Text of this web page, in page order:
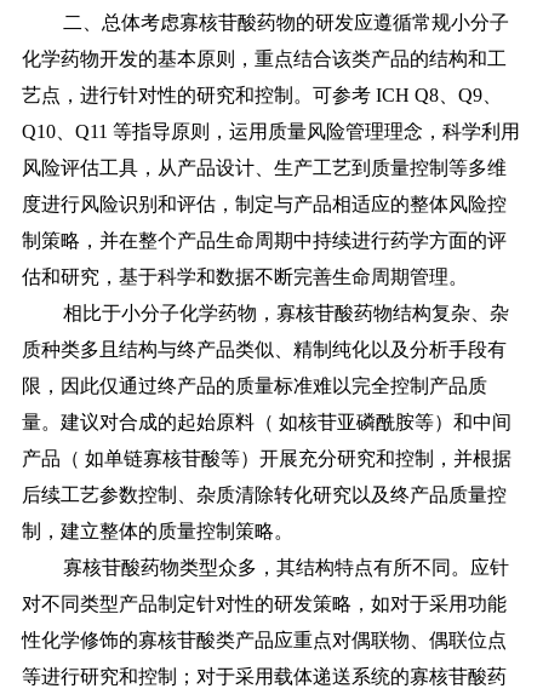
二、总体考虑寡核苷酸药物的研发应遵循常规小分子
化学药物开发的基本原则，重点结合该类产品的结构和工
艺点，进行针对性的研究和控制。可参考 ICH Q8、Q9、
Q10、Q11 等指导原则，运用质量风险管理理念，科学利用
风险评估工具，从产品设计、生产工艺到质量控制等多维
度进行风险识别和评估，制定与产品相适应的整体风险控
制策略，并在整个产品生命周期中持续进行药学方面的评
估和研究，基于科学和数据不断完善生命周期管理。
相比于小分子化学药物，寡核苷酸药物结构复杂、杂
质种类多且结构与终产品类似、精制纯化以及分析手段有
限，因此仅通过终产品的质量标准难以完全控制产品质
量。建议对合成的起始原料（ 如核苷亚磷酰胺等）和中间
产品（ 如单链寡核苷酸等）开展充分研究和控制，并根据
后续工艺参数控制、杂质清除转化研究以及终产品质量控
制，建立整体的质量控制策略。
寡核苷酸药物类型众多，其结构特点有所不同。应针
对不同类型产品制定针对性的研发策略，如对于采用功能
性化学修饰的寡核苷酸类产品应重点对偶联物、偶联位点
等进行研究和控制；对于采用载体递送系统的寡核苷酸药